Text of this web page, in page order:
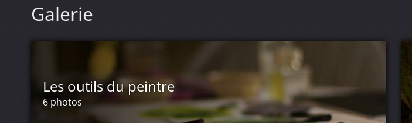
Galerie
Les outils du peintre
6 photos